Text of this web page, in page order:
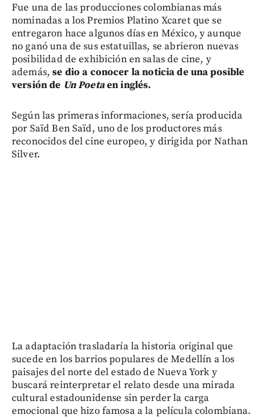
Fue una de las producciones colombianas más
nominadas a los Premios Platino Xcaret que se
entregaron hace algunos días en México, y aunque
no ganó una de sus estatuillas, se abrieron nuevas
posibilidad de exhibición en salas de cine, y
además,se dio a conocer la noticia de una posible
versión de Un Poetaen inglés.
Según las primeras informaciones, sería producida
por Saïd Ben Saïd, uno de los productores más
reconocidos del cine europeo, y dirigida por Nathan
Silver.
La adaptación trasladaría la historia original que
sucede en los barrios populares de Medellín a los
paisajes del norte del estado de Nueva York y
buscará reinterpretar el relato desde una mirada
cultural estadounidense sin perder la carga
emocional que hizo famosa a la película colombiana.